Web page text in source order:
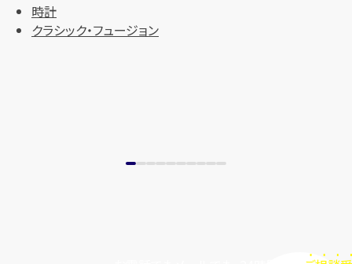
時計
クラシック・フュージョン